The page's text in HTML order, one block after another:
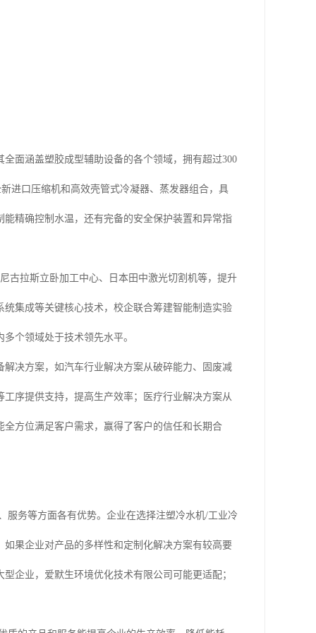
面涵盖塑胶成型辅助设备的各个领域，拥有超过300
进口压缩机和高效壳管式冷凝器、蒸发器组合，具
精确控制水温，还有完备的安全保护装置和异常指
古拉斯立卧加工中心、日本田中激光切割机等，提升
集成等关键核心技术，校企联合筹建智能制造实验
个领域处于技术领先水平。
决方案，如汽车行业解决方案从破碎能力、固废减
序提供支持，提高生产效率；医疗行业解决方案从
方位满足客户需求，赢得了客户的信任和长期合
服务等方面各有优势。企业在选择注塑冷水机/工业冷
果企业对产品的多样性和定制化解决方案有较高要
企业，爱默生环境优化技术有限公司可能更适配；